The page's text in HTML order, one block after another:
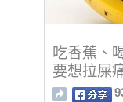
吃香蕉、
要想拉屎